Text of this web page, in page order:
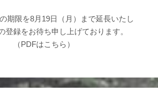
期限を8月19日（月）まで延長いたし
登録をお待ち申し上げております。
（PDFはこちら）